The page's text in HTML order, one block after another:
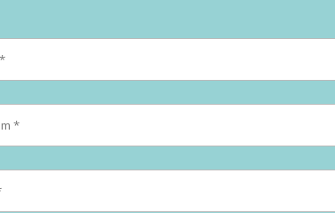
améliorer ses
soirées de jeu de rôle où l’ambiance peine à
à débattre sur la pizza à commander qu’à
en quête de nouveaux sorts pour captiver ton
cet article est fait pour toi. On va te partager des